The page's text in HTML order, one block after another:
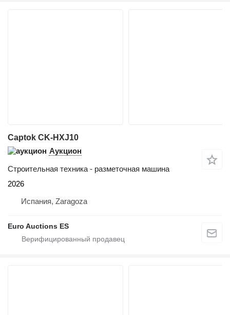
Captok CK-HXJ10
Аукцион
Строительная техника - разметочная машина
2026
Испания, Zaragoza
Euro Auctions ES